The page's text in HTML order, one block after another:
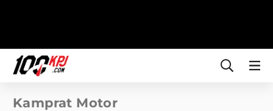
Kamprat Motor